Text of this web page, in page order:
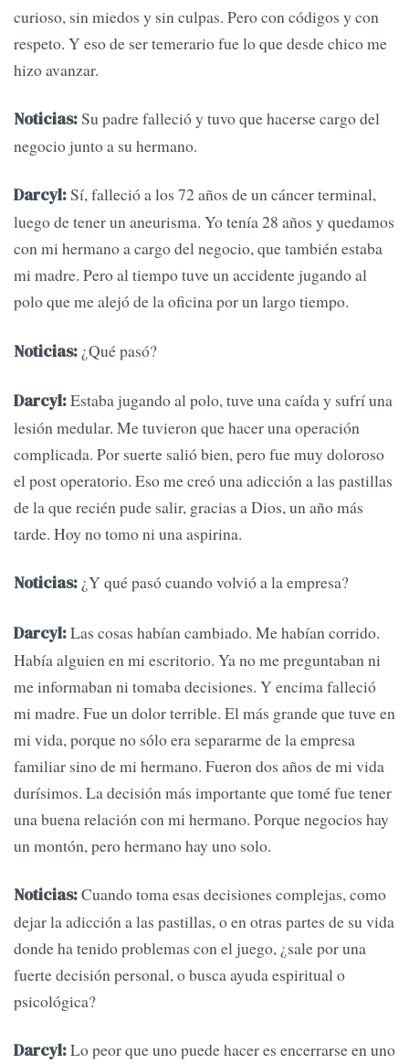
curioso, sin miedos y sin culpas. Pero con códigos y con
respeto. Y eso de ser temerario fue lo que desde chico me
hizo avanzar.
Noticias:Su padre falleció y tuvo que hacerse cargo del
negocio junto a su hermano.
Darcyl:Sí, falleció a los 72 años de un cáncer terminal,
luego de tener un aneurisma. Yo tenía 28 años y quedamos
con mi hermano a cargo del negocio, que también estaba
mi madre. Pero al tiempo tuve un accidente jugando al
polo que me alejó de la oficina por un largo tiempo.
Noticias: ¿Qué pasó?
Darcyl:Estaba jugando al polo, tuve una caída y sufrí una
lesión medular. Me tuvieron que hacer una operación
complicada. Por suerte salió bien, pero fue muy doloroso
el post operatorio. Eso me creó una adicción a las pastillas
de la que recién pude salir, gracias a Dios, un año más
tarde. Hoy no tomo ni una aspirina.
Noticias: ¿Y qué pasó cuando volvió a la empresa?
Darcyl:Las cosas habían cambiado. Me habían corrido.
Había alguien en mi escritorio. Ya no me preguntaban ni
me informaban ni tomaba decisiones. Y encima falleció
mi madre. Fue un dolor terrible. El más grande que tuve en
mi vida, porque no sólo era separarme de la empresa
familiar sino de mi hermano. Fueron dos años de mi vida
durísimos. La decisión más importante que tomé fue tener
una buena relación con mi hermano. Porque negocios hay
un montón, pero hermano hay uno solo.
Noticias:Cuando toma esas decisiones complejas, como
dejar la adicción a las pastillas, o en otras partes de su vida
donde ha tenido problemas con el juego, ¿sale por una
fuerte decisión personal, o busca ayuda espiritual o
psicológica?
Darcyl:Lo peor que uno puede hacer es encerrarse en uno